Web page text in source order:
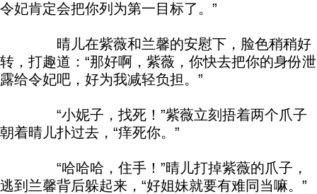
令妃肯定会把你列为第一目标了。”
晴儿在紫薇和兰馨的安慰下，脸色稍稍好
转，打趣道：“那好啊，紫薇，你快去把你的身份泄
露给令妃吧，好为我减轻负担。”
“小妮子，找死！”紫薇立刻捂着两个爪子
朝着晴儿扑过去，“痒死你。”
“哈哈哈，住手！”晴儿打掉紫薇的爪子，
逃到兰馨背后躲起来，“好姐妹就要有难同当嘛。”